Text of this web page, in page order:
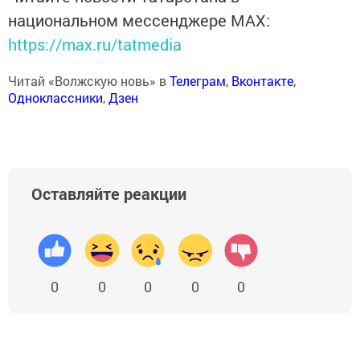
национальном мессенджере MАХ:
https://max.ru/tatmedia
Читай «Волжскую новь» вТелеграм, Вконтакте,
Одноклассники,Дзен
Оставляйте реакции
0 0 0 0 0